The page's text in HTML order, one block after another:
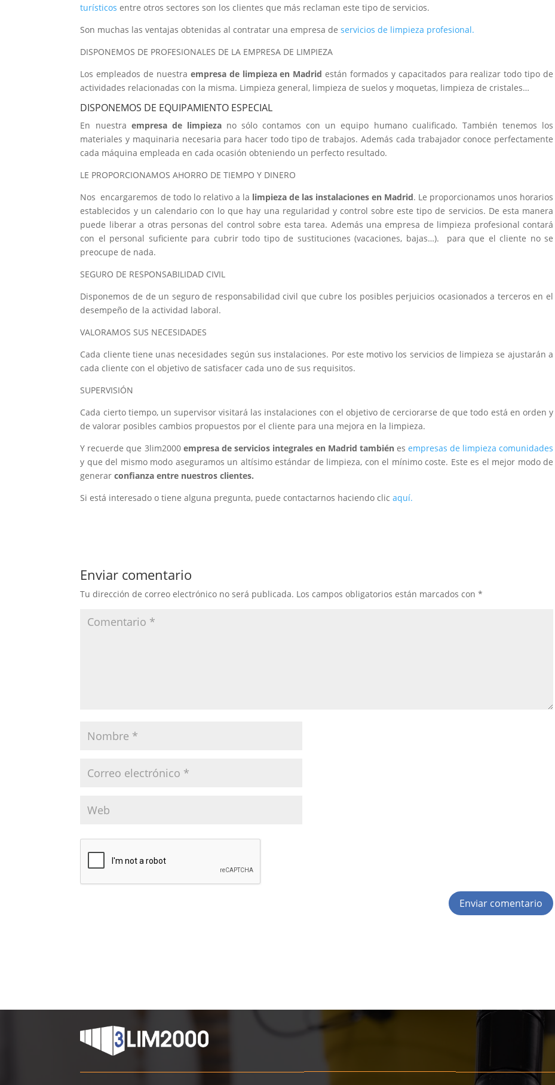
turísticos entre otros sectores son los clientes que más reclaman este tipo de servicios.
Son muchas las ventajas obtenidas al contratar una empresa deservicios de limpieza profesional.
DISPONEMOS DE PROFESIONALES DE LA EMPRESA DE LIMPIEZA
Los empleados de nuestra empresa de limpieza en Madrid están formados y capacitados para realizar todo tipo de
actividades relacionadas con la misma. Limpieza general, limpieza de suelos y moquetas, limpieza de cristales…
DISPONEMOS DE EQUIPAMIENTO ESPECIAL
En nuestra empresa de limpiezano sólo contamos con un equipo humano cualificado. También tenemos los
materiales y maquinaria necesaria para hacer todo tipo de trabajos. Además cada trabajador conoce perfectamente
cada máquina empleada en cada ocasión obteniendo un perfecto resultado.
LE PROPORCIONAMOS AHORRO DE TIEMPO Y DINERO
Nos encargaremos de todo lo relativo a la limpieza de las instalaciones en Madrid. Le proporcionamos unos horarios
establecidos y un calendario con lo que hay una regularidad y control sobre este tipo de servicios. De esta manera
puede liberar a otras personas del control sobre esta tarea. Además una empresa de limpieza profesional contará
con el personal suficiente para cubrir todo tipo de sustituciones (vacaciones, bajas…). para que el cliente no se
preocupe de nada.
SEGURO DE RESPONSABILIDAD CIVIL
Disponemos de de un seguro de responsabilidad civil que cubre los posibles perjuicios ocasionados a terceros en el
desempeño de la actividad laboral.
VALORAMOS SUS NECESIDADES
Cada cliente tiene unas necesidades según sus instalaciones. Por este motivo los servicios de limpieza se ajustarán a
cada cliente con el objetivo de satisfacer cada uno de sus requisitos.
SUPERVISIÓN
Cada cierto tiempo, un supervisor visitará las instalaciones con el objetivo de cerciorarse de que todo está en orden y
de valorar posibles cambios propuestos por el cliente para una mejora en la limpieza.
Y recuerde que 3lim2000 empresa de servicios integrales en Madrid también es empresas de limpieza comunidades
y que del mismo modo aseguramos un altísimo estándar de limpieza, con el mínimo coste. Este es el mejor modo de
generarconfianza entre nuestros clientes.
Si está interesado o tiene alguna pregunta, puede contactarnos haciendo clicaquí.
Enviar comentario
Tu dirección de correo electrónico no será publicada. Los campos obligatorios están marcados con*